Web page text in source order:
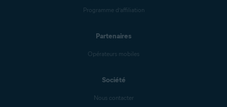
Programme d’affiliation
Partenaires
Opérateurs mobiles
Société
Nous contacter